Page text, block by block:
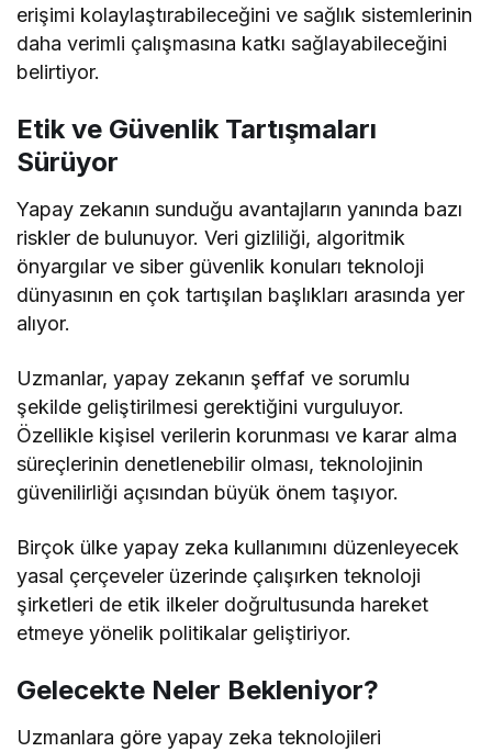
erişimi kolaylaştırabileceğini ve sağlık sistemlerinin
daha verimli çalışmasına katkı sağlayabileceğini
belirtiyor.
Etik ve Güvenlik Tartışmaları
Sürüyor
Yapay zekanın sunduğu avantajların yanında bazı
riskler de bulunuyor. Veri gizliliği, algoritmik
önyargılar ve siber güvenlik konuları teknoloji
dünyasının en çok tartışılan başlıkları arasında yer
alıyor.
Uzmanlar, yapay zekanın şeffaf ve sorumlu
şekilde geliştirilmesi gerektiğini vurguluyor.
Özellikle kişisel verilerin korunması ve karar alma
süreçlerinin denetlenebilir olması, teknolojinin
güvenilirliği açısından büyük önem taşıyor.
Birçok ülke yapay zeka kullanımını düzenleyecek
yasal çerçeveler üzerinde çalışırken teknoloji
şirketleri de etik ilkeler doğrultusunda hareket
etmeye yönelik politikalar geliştiriyor.
Gelecekte Neler Bekleniyor?
Uzmanlara göre yapay zeka teknolojileri